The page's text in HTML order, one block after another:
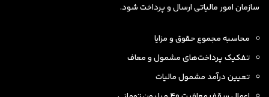
سازمان امور مالیاتی ارسال و پرداخت شود.
محاسبه مجموع حقوق و مزایا
تفکیک پرداخت‌های مشمول و معاف
تعیین درآمد مشمول مالیات